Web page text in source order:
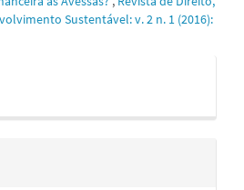
Sustentável: v. 2 n. 1 (2016):